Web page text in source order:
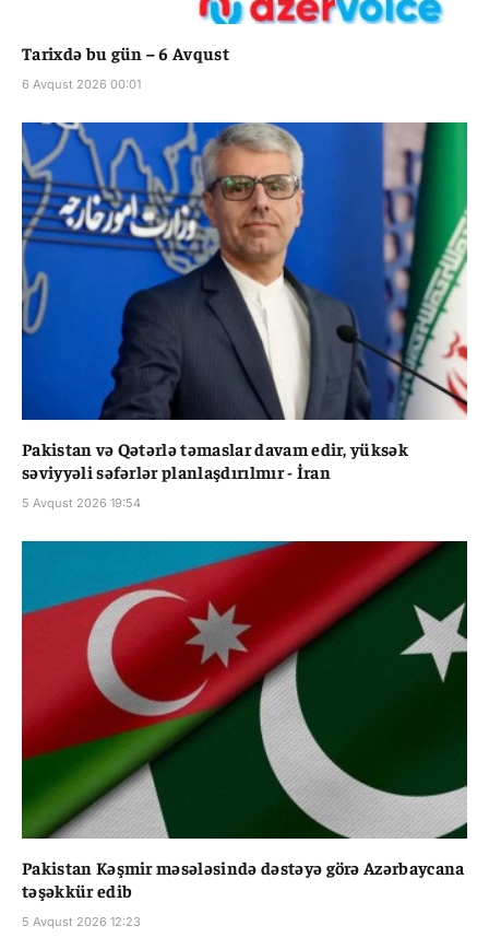
Tarixdə bu gün – 6 Avqust
6 Avqust 2026 00:01
Pakistan və Qətərlə təmaslar davam edir, yüksək
səviyyəli səfərlər planlaşdırılmır - İran
5 Avqust 2026 19:54
Pakistan Kəşmir məsələsində dəstəyə görə Azərbaycana
təşəkkür edib
5 Avqust 2026 12:23